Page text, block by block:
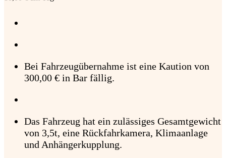
Bei Fahrzeugübernahme ist eine Kaution von
300,00 € in Bar fällig.
Das Fahrzeug hat ein zulässiges Gesamtgewicht
von 3,5t, eine Rückfahrkamera, Klimaanlage
und Anhängerkupplung.